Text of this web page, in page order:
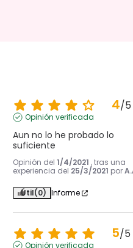
4/5
Opinión verificada
Aun no lo he probado lo
suficiente
Opinión del 1/4/2021 , tras una
experiencia del 25/3/2021 por
Útil(0) Informe
5/5
Opinión verificada